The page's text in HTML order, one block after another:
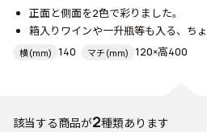
正面と側面を2色で彩りました。
箱入りワインや一升瓶等も入る、ち
横(mm) 140 マチ(mm) 120×高400
該当する商品が2種類あります